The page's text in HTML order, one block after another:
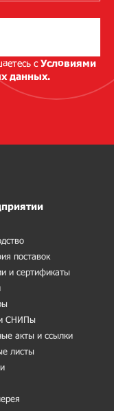
сУсловиями
данных.
поставок
и сертификаты
СНИПы
акты и ссылки
листы